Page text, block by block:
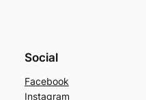
Social
Facebook
Instagram